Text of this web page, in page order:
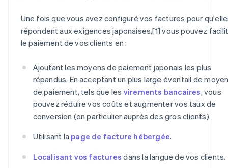
Une fois que vous avez configuré vos factures pour
répondent aux exigences japonaises,[1] vous pouvez
le paiement de vos clients en :
Ajoutant les moyens de paiement japonais les plus
répandus. En acceptant un plus large éventail de
de paiement, tels que les virements bancaires, vous
pouvez réduire vos coûts et augmenter vos taux de
conversion (en particulier auprès des gros clients).
Utilisant la page de facture hébergée.
Localisant vos factures dans la langue de vos clients.